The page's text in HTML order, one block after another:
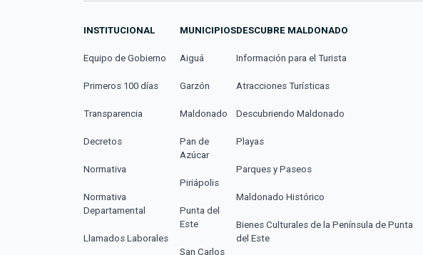
INSTITUCIONAL
Equipo de Gobierno
Primeros 100 días
Transparencia
Decretos
Normativa
Normativa
Departamental
Llamados Laborales
MUNICIPIOS
Aiguá
Garzón
Maldonado
Pan de
Azúcar
Piriápolis
Punta del
Este
San Carlos
DESCUBRE MALDONADO
Información para el Turista
Atracciones Turísticas
Descubriendo Maldonado
Playas
Parques y Paseos
Maldonado Histórico
Bienes Culturales de la Península de Punta
del Este